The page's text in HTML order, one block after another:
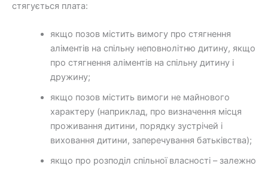
стягується плата:
якщо позов містить вимогу про стягнення
аліментів на спільну неповнолітню дитину, якщо
про стягнення аліментів на спільну дитину і
дружину;
якщо позов містить вимоги не майнового
характеру (наприклад, про визначення місця
проживання дитини, порядку зустрічей і
виховання дитини, заперечування батьківства);
якщо про розподіл спільної власності – залежно